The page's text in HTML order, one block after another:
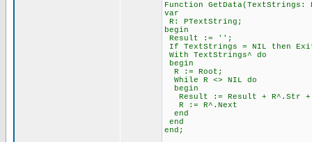
Function
var
R: PTextString;
begin
Result := '';
If TextStrings = NIL then
With TextStrings^ do
begin
R := Root;
While R <> NIL do
begin
Result := Result + R^.Str +
R := R^.Next
end
end
end;